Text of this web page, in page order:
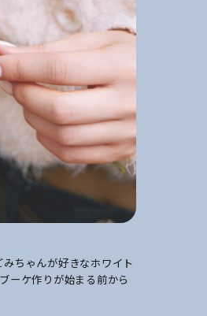
ちゃんが好きなホワイト
ーケ作りが始まる前から